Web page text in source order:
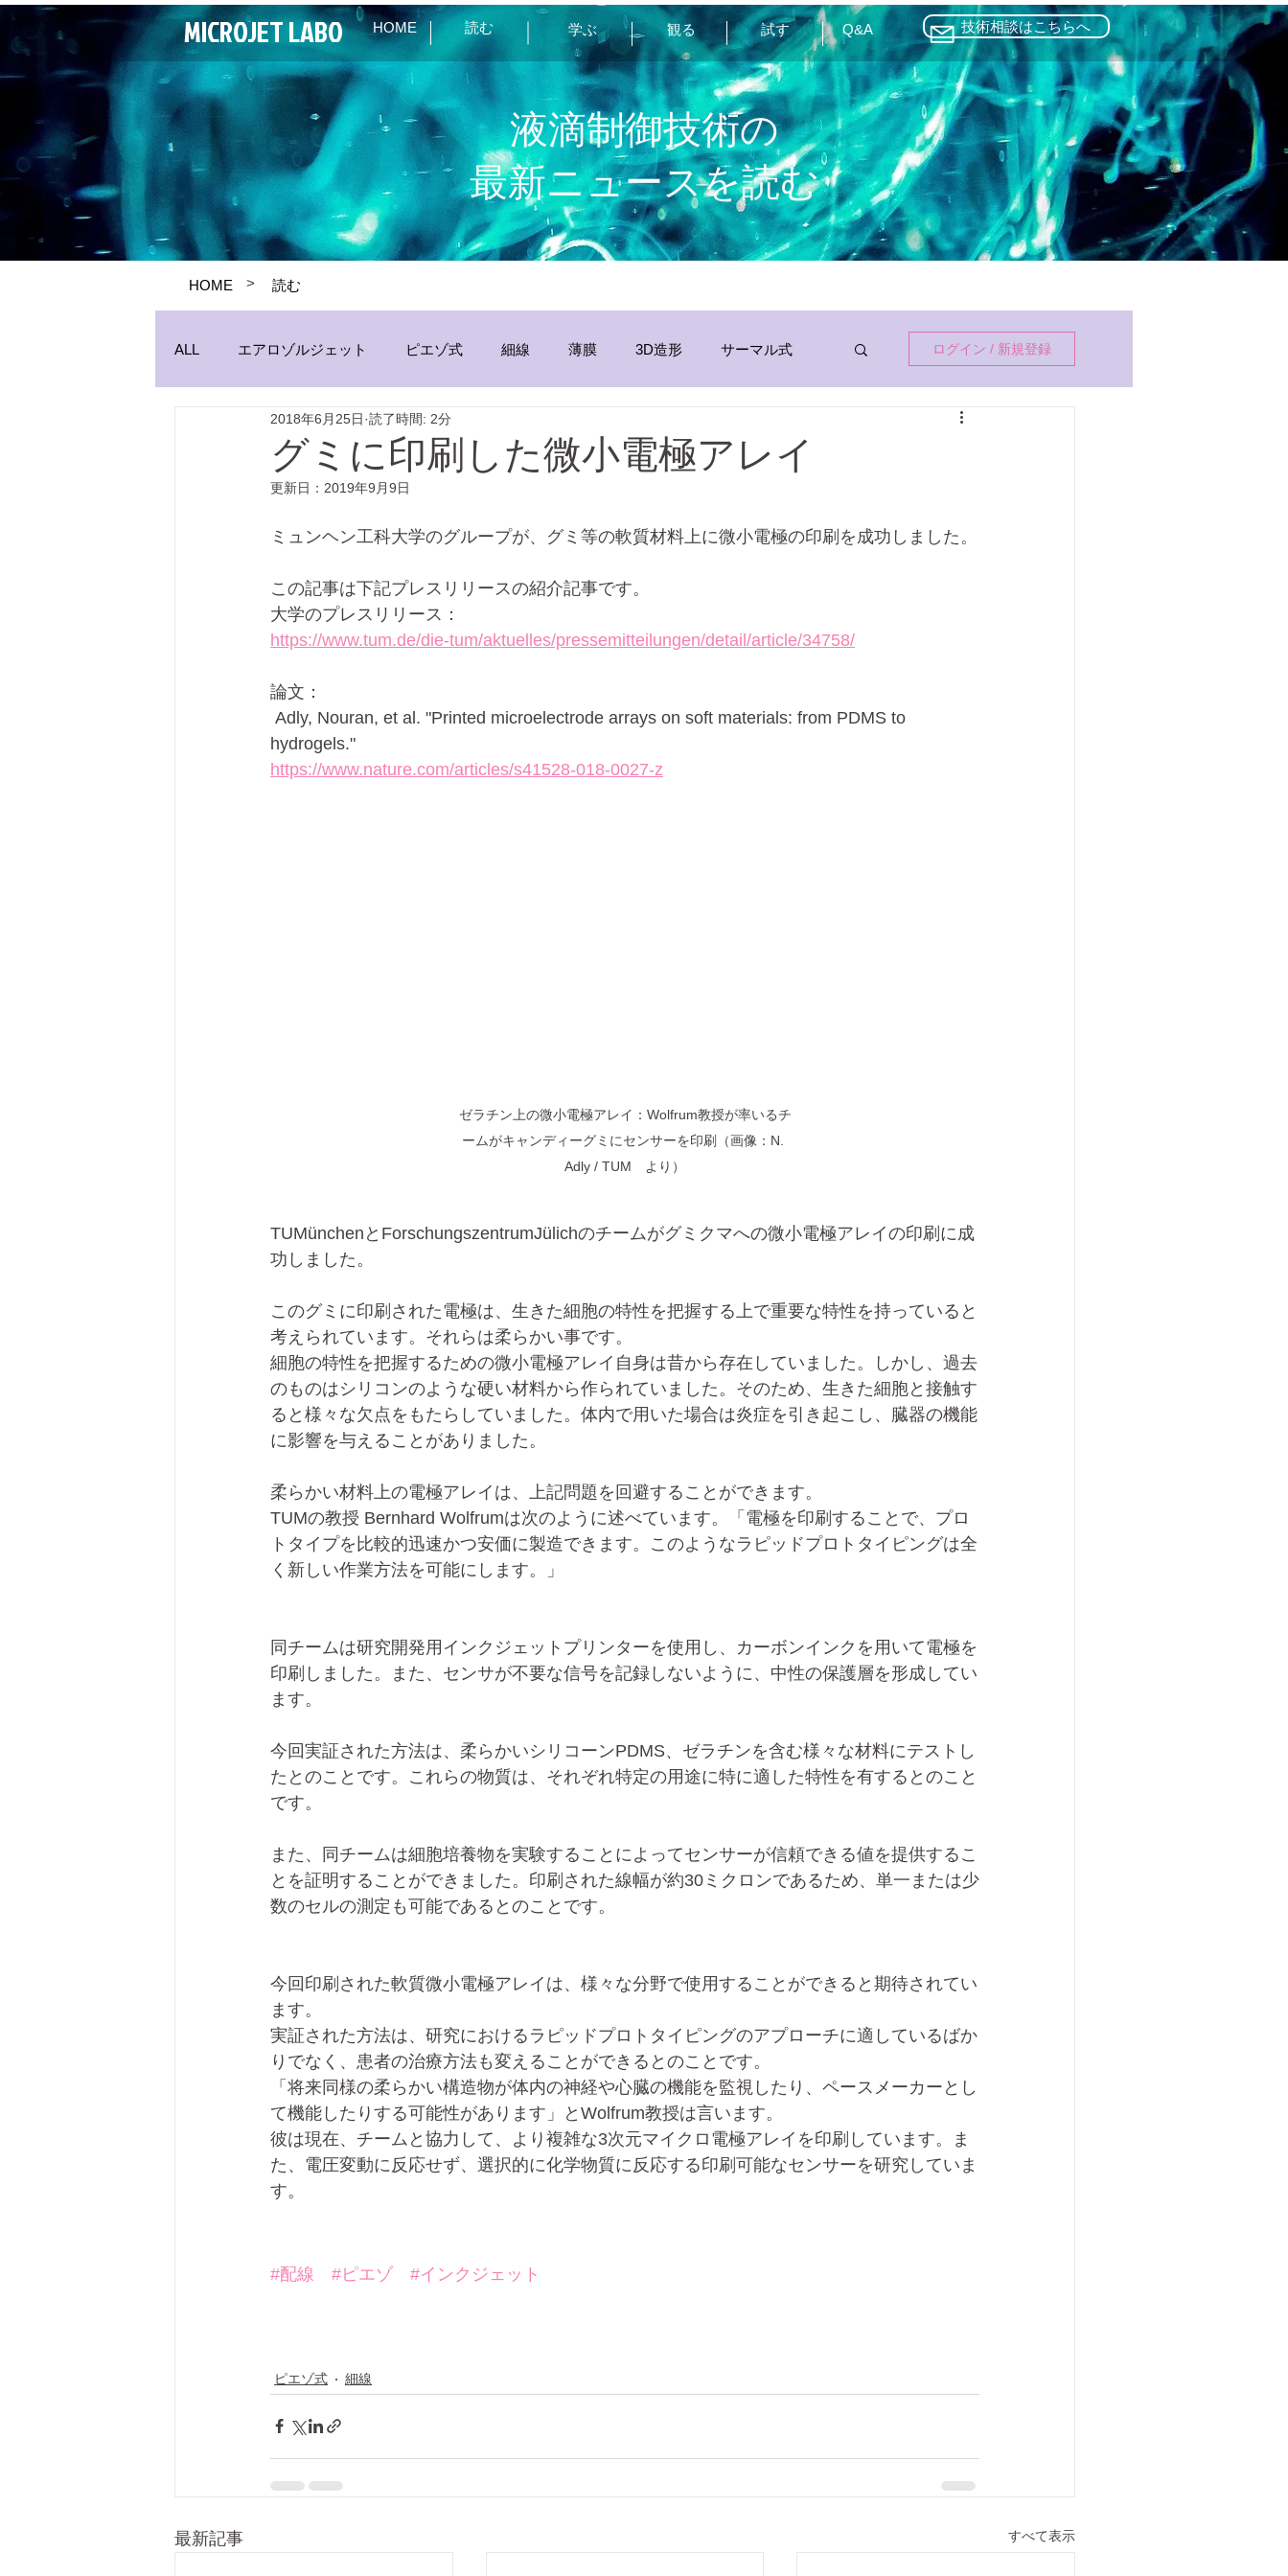
MICROJET LABO HOME 読む 学ぶ 観る 試す Q&A 技術相談はこちらへ
液滴制御技術の
最新ニュースを読む
HOME > 読む
ALL エアロゾルジェット ピエゾ式 細線 薄膜 3D造形 サーマル式
パイプジェット 生産 分析
ログイン / 新規登録
グミに印刷した微小電極アレイ
2018年6月25日 読了時間: 2分
更新日： 2019年9月9日
ミュンヘン工科大学のグループが、グミ等の軟質材料上に微小電極の印刷を成功しました。
この記事は下記プレスリリースの紹介記事です。
大学のプレスリリース：
https://www.tum.de/die-tum/aktuelles/pressemitteilungen/detail/article/34758/
論文：
hydrogels."
https://www.nature.com/articles/s41528-018-0027-z
ゼラチン上の微小電極アレイ：Wolfrum教授が率いるチ
ームがキャンディーグミにセンサーを印刷（画像：N.
Adly / TUM　より）
TUMünchenとForschungszentrumJülichのチームがグミクマへの微小電極アレイの印刷に成
功しました。
このグミに印刷された電極は、生きた細胞の特性を把握する上で重要な特性を持っていると
考えられています。それらは柔らかい事です。
細胞の特性を把握するための微小電極アレイ自身は昔から存在していました。しかし、過去
のものはシリコンのような硬い材料から作られていました。そのため、生きた細胞と接触す
ると様々な欠点をもたらしていました。体内で用いた場合は炎症を引き起こし、臓器の機能
に影響を与えることがありました。
柔らかい材料上の電極アレイは、上記問題を回避することができます。
TUMの教授 Bernhard Wolfrumは次のように述べています。「電極を印刷することで、プロ
トタイプを比較的迅速かつ安価に製造できます。このようなラピッドプロトタイピングは全
く新しい作業方法を可能にします。」
同チームは研究開発用インクジェットプリンターを使用し、カーボンインクを用いて電極を
印刷しました。また、センサが不要な信号を記録しないように、中性の保護層を形成してい
ます。
今回実証された方法は、柔らかいシリコーンPDMS、ゼラチンを含む様々な材料にテストし
たとのことです。これらの物質は、それぞれ特定の用途に特に適した特性を有するとのこと
です。
また、同チームは細胞培養物を実験することによってセンサーが信頼できる値を提供するこ
とを証明することができました。印刷された線幅が約30ミクロンであるため、単一または少
数のセルの測定も可能であるとのことです。
今回印刷された軟質微小電極アレイは、様々な分野で使用することができると期待されてい
ます。
実証された方法は、研究におけるラピッドプロトタイピングのアプローチに適しているばか
りでなく、患者の治療方法も変えることができるとのことです。
「将来同様の柔らかい構造物が体内の神経や心臓の機能を監視したり、ペースメーカーとし
て機能したりする可能性があります」とWolfrum教授は言います。
彼は現在、チームと協力して、より複雑な3次元マイクロ電極アレイを印刷しています。ま
た、電圧変動に反応せず、選択的に化学物質に反応する印刷可能なセンサーを研究していま
す。
#配線 #ピエゾ #インクジェット
ピエゾ式 細線
最新記事 すべて表示